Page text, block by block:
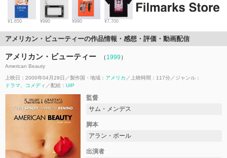
¥1,650 ¥990 ¥990 ¥7,700
アメリカン・ビューティーの作品情報・感想・評価・動画配信
アメリカン・ビューティー （ 1999）
American Beauty
上映日：2000年04月29日 製作国・地域： アメリカ 上映時間：117分
ジャンル：
ドラマ
コメディ 配給： UIP
監督
サム・メンデス
脚本
アラン・ボール
出演者